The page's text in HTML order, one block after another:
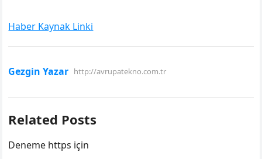
Haber Kaynak Linki
Gezgin Yazar http://avrupatekno.com.tr
Related Posts
Deneme https için